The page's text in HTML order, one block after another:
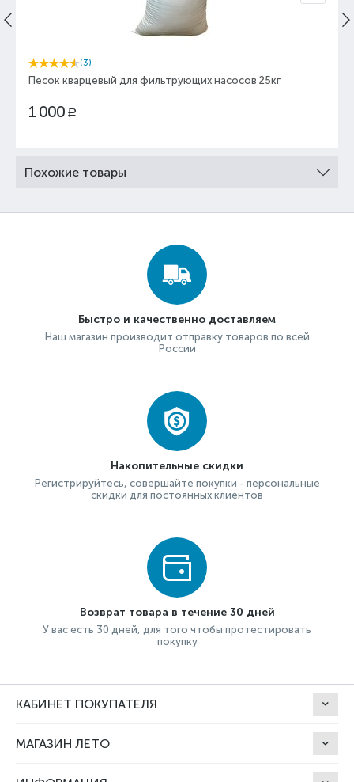
(3)
Песок кварцевый для фильтрующих насосов 25кг
1 000 Р
Похожие товары
Быстро и качественно доставляем
Наш магазин производит отправку товаров по всей
России
Накопительные скидки
Регистрируйтесь, совершайте покупки - персональные
скидки для постоянных клиентов
Возврат товара в течение 30 дней
У вас есть 30 дней, для того чтобы протестировать
покупку
КАБИНЕТ ПОКУПАТЕЛЯ
МАГАЗИН ЛЕТО